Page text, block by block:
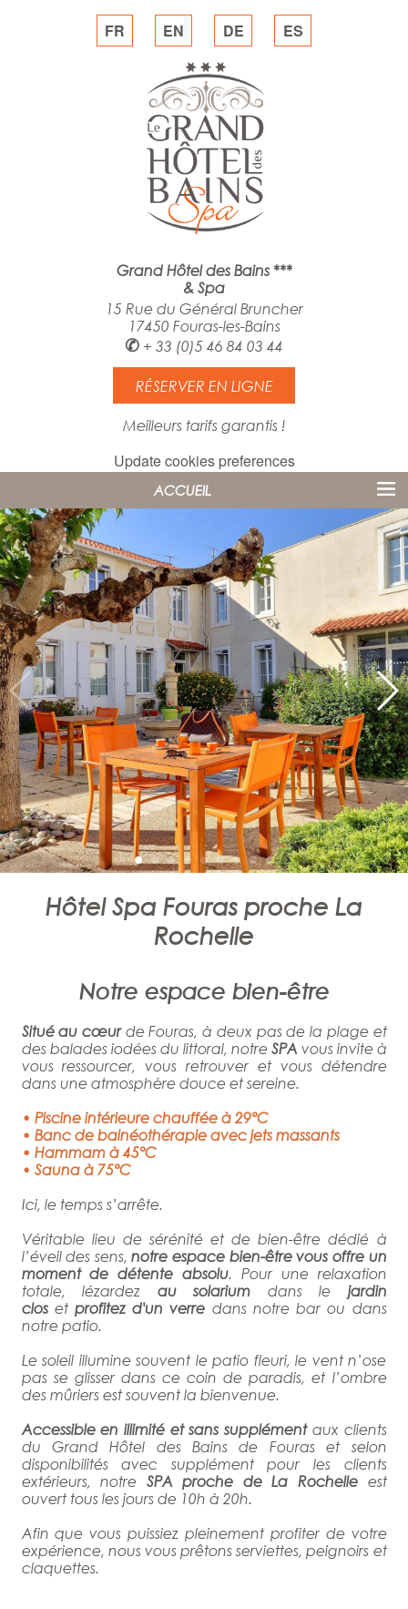
FR EN DE ES
Grand Hôtel des Bains ***
& Spa
15 Rue du Général Bruncher
17450 Fouras-les-Bains
✆ + 33 (0)5 46 84 03 44
RÉSERVER EN LIGNE
Meilleurs tarifs garantis !
Update cookies preferences
ACCUEIL
Hôtel Spa Fouras proche La
Rochelle
Notre espace bien-être
Situé au cœur de Fouras, à deux pas de la plage et
des balades iodées du littoral, notre SPA vous invite à
vous ressourcer, vous retrouver et vous détendre
dans une atmosphère douce et sereine.
• Piscine intérieure chauffée à 29°C
• Banc de balnéothérapie avec jets massants
• Hammam à 45°C
• Sauna à 75°C
Ici, le temps s’arrête.
Véritable lieu de sérénité et de bien-être dédié à
l’éveil des sens,notre espace bien-être vous offre un
moment de détente absolu. Pour une relaxation
totale, lézardez au solarium dans le jardin
clos et profitez d'un verre dans notre bar ou dans
notre patio.
Le soleil illumine souvent le patio fleuri, le vent n’ose
pas se glisser dans ce coin de paradis, et l’ombre
des mûriers est souvent la bienvenue.
Accessible en illimité et sans supplémentaux clients
du Grand Hôtel des Bains de Fouras et selon
disponibilités avec supplément pour les clients
extérieurs, notre SPA proche de La Rochelleest
ouvert tous les jours de 10h à 20h.
Afin que vous puissiez pleinement profiter de votre
expérience, nous vous prêtons serviettes, peignoirs et
claquettes.